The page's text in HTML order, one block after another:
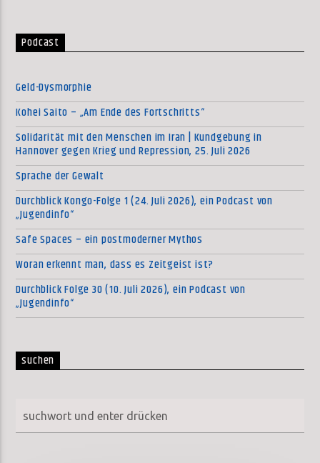
Podcast
Geld-Dysmorphie
Kohei Saito – „Am Ende des Fortschritts“
Solidarität mit den Menschen im Iran | Kundgebung in
Hannover gegen Krieg und Repression, 25. Juli 2026
Sprache der Gewalt
Durchblick Kongo-Folge 1 (24. Juli 2026), ein Podcast von
„Jugendinfo“
Safe Spaces – ein postmoderner Mythos
Woran erkennt man, dass es Zeitgeist ist?
Durchblick Folge 30 (10. Juli 2026), ein Podcast von
„Jugendinfo“
suchen